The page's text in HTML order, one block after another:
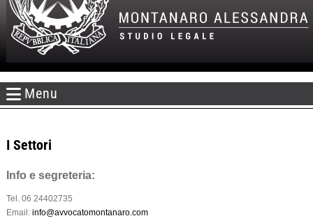
Menu
I Settori
Info e segreteria:
Tel. 06 24402735
Email: info@avvocatomontanaro.com